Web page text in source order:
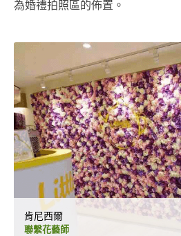
為婚禮拍照區的佈置。
肯尼西爾
聯繫花藝師